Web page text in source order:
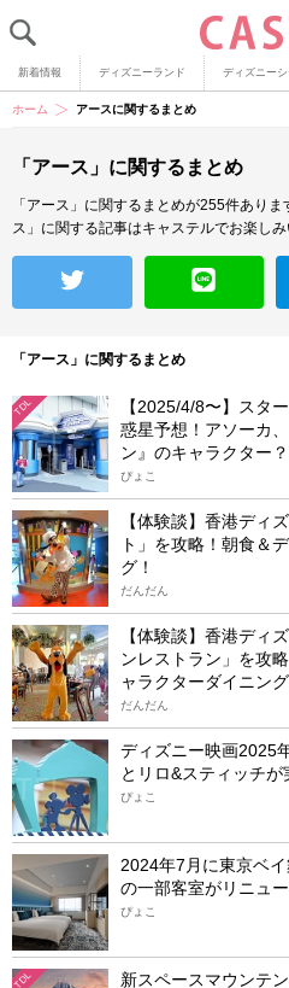
新着情報 ディズニーランド ディズニー
ホーム アースに関するまとめ
「アース」に関するまとめ
「アース」に関するまとめが255件ありま
ス」に関する記事はキャステルでお楽しみ
「アース」に関するまとめ
TDL
【2025/4/8〜】スタ
惑星予想！アソーカ
ン』のキャラクター？
ぴょこ
【体験談】香港ディ
ト」を攻略！朝食＆
グ！
だんだん
【体験談】香港ディ
ンレストラン」を攻
ャラクターダイニング
だんだん
ディズニー映画2025
とリロ&スティッチ
ぴょこ
2024年7月に東京ベ
の一部客室がリニュ
ぴょこ
TDL
新スペースマウンテ